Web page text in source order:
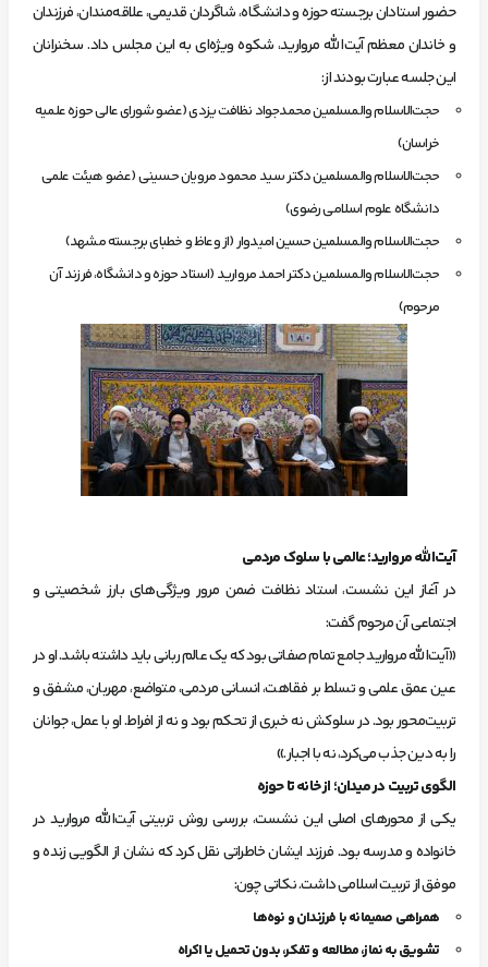
حضور استادان برجسته حوزه و دانشگاه، شاگردان قدیمی، علاقه‌مندان، فرزندان
و خاندان معظم آیت‌الله مروارید، شکوه ویژه‌ای به این مجلس داد. سخنرانان
این جلسه عبارت بودند از:
حجت‌الاسلام والمسلمین محمدجواد نظافت یزدی (عضو شورای عالی حوزه علمیه
خراسان)
حجت‌الاسلام والمسلمین دکتر سید محمود مرویان حسینی (عضو هیئت علمی
دانشگاه علوم اسلامی رضوی)
حجت‌الاسلام والمسلمین حسین امیدوار (از وعاظ و خطبای برجسته مشهد)
حجت‌الاسلام والمسلمین دکتر احمد مروارید (استاد حوزه و دانشگاه، فرزند آن
مرحوم)
آیت‌الله مروارید؛ عالمی با سلوک مردمی
در آغاز این نشست، استاد نظافت ضمن مرور ویژگی‌های بارز شخصیتی و
اجتماعی آن مرحوم گفت:
«آیت‌الله مروارید جامع تمام صفاتی بود که یک عالم ربانی باید داشته باشد. او در
عین عمق علمی و تسلط بر فقاهت، انسانی مردمی، متواضع، مهربان، مشفق و
تربیت‌محور بود. در سلوکش نه خبری از تحکم بود و نه از افراط. او با عمل، جوانان
را به دین جذب می‌کرد، نه با اجبار.»
الگوی تربیت در میدان؛ از خانه تا حوزه
یکی از محورهای اصلی این نشست، بررسی روش تربیتی آیت‌الله مروارید در
خانواده و مدرسه بود. فرزند ایشان خاطراتی نقل کرد که نشان از الگویی زنده و
موفق از تربیت اسلامی داشت. نکاتی چون:
همراهی صمیمانه با فرزندان و نوه‌ها
تشویق به نماز، مطالعه و تفکر، بدون تحمیل یا اکراه